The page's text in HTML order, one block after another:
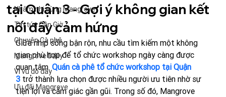
Nhâm nhi cùng Mangrove
Tin tức Cần Giờ
Chuyện Cà phê
Mangrove Daily
Vi vu đó đây
Ưu đãi Mangrove
tại Quận 3 - Gợi ý không gian kết
nối đầy cảm hứng
Giữa nhịp sống bận rộn, nhu cầu tìm kiếm một không
gian phù hợp để tổ chức workshop ngày càng được
quan tâm. Quán cà phê tổ chức workshop tại Quận
3 trở thành lựa chọn được nhiều người ưu tiên nhờ sự
tiện lợi và cảm giác gần gũi. Trong số đó, Mangrove